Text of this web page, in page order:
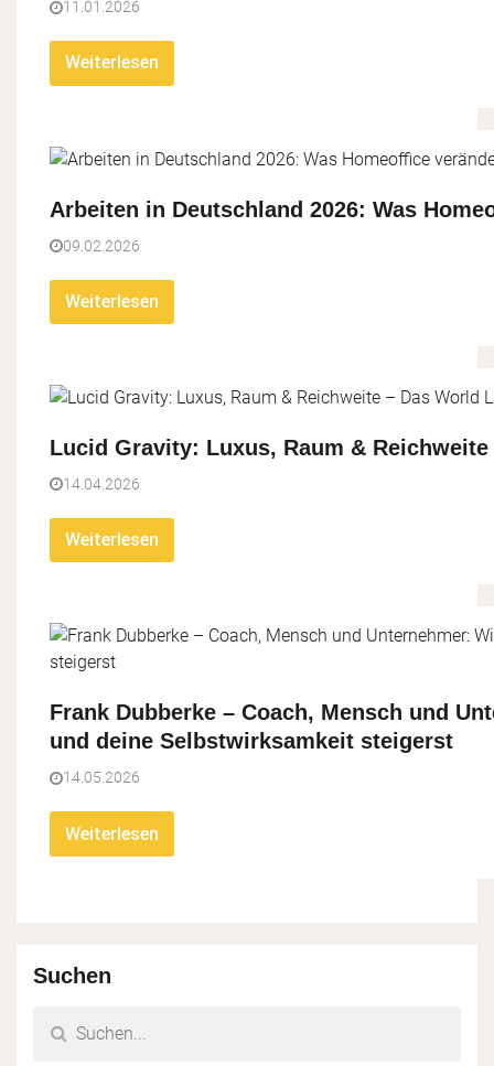
11.01.2026
Weiterlesen
Arbeiten in Deutschland 2026: Was
09.02.2026
Weiterlesen
Lucid Gravity: Luxus, Raum &
14.04.2026
Weiterlesen
Frank Dubberke – Coach, Mensch und
und deine Selbstwirksamkeit steigerst
14.05.2026
Weiterlesen
Suchen